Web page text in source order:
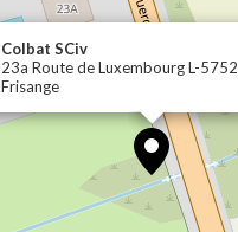
Colbat SCiv
23a Route de Luxembourg L-5752
Frisange